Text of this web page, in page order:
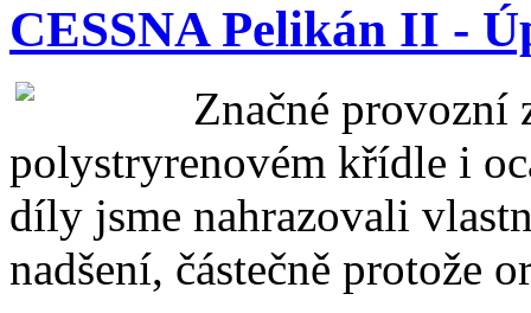
CESSNA Pelikán II -
Značné provozní
polystryrenovém křídle i
díly jsme nahrazovali
nadšení, částečně protože